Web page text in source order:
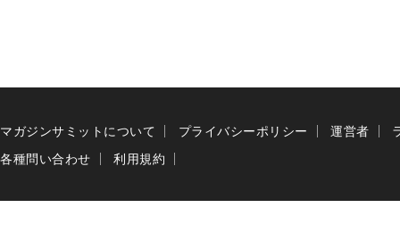
マガジンサミットについて プライバシーポリシー 運営者
各種問い合わせ
利用規約